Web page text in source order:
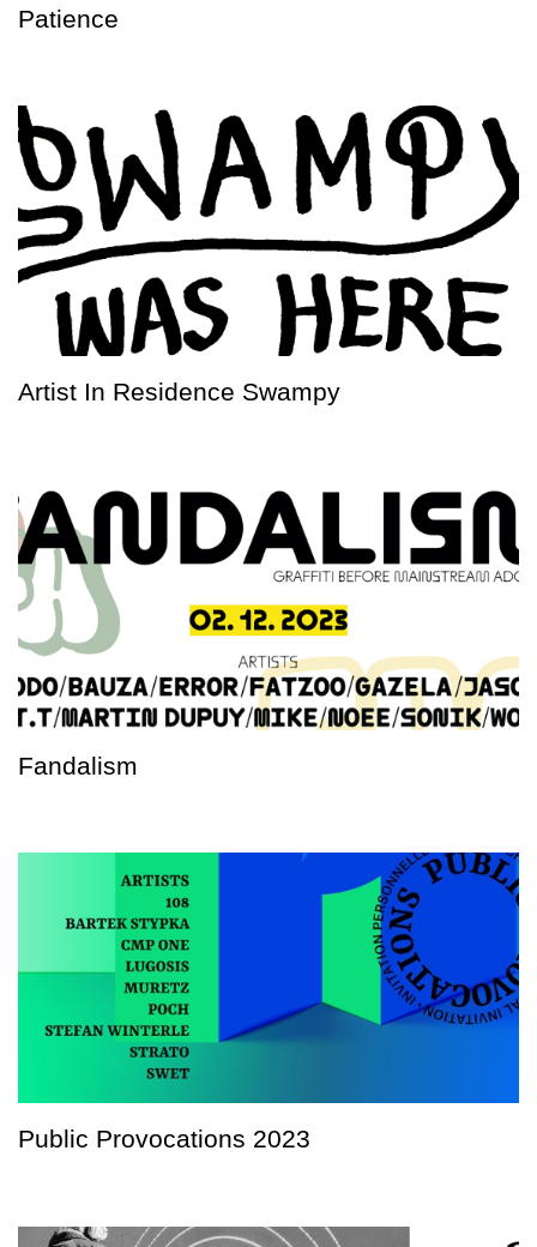
Patience
Artist In Residence Swampy
Fandalism
Public Provocations 2023